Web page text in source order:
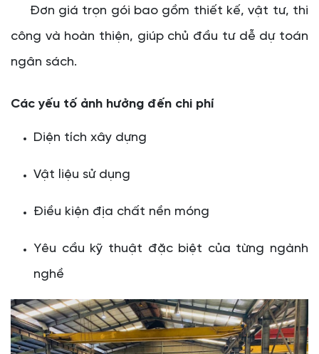
Đơn giá trọn gói bao gồm thiết kế, vật tư, thi
công và hoàn thiện, giúp chủ đầu tư dễ dự toán
ngân sách.
Các yếu tố ảnh hưởng đến chi phí
Diện tích xây dựng
Vật liệu sử dụng
Điều kiện địa chất nền móng
Yêu cầu kỹ thuật đặc biệt của từng ngành
nghề